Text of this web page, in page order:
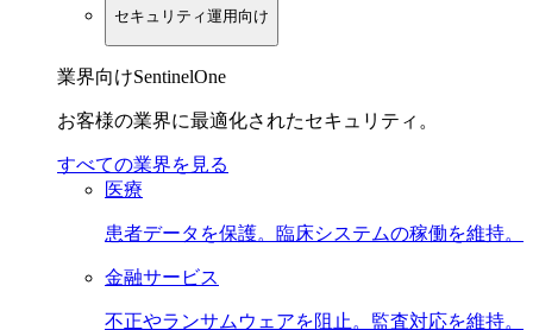
セキュリティ運用向け
業界向けSentinelOne
お客様の業界に最適化されたセキュリティ。
すべての業界を見る
医療
患者データを保護。臨床システムの稼働を維持。
金融サービス
不正やランサムウェアを阻止。監査対応を維持。